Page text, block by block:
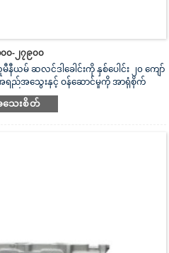
၀-၂၇၉၀၀
ယမ် ဆလင်ဒါခေါင်းကို နှစ်ပေါင်း ၂၀ ကျော်
ည်အသွေးနှင့် ဝန်ဆောင်မှုကို အာရုံစိုက်
မှန်ကြောင်းအထောက်အထားပြမှုလက်မှတ်၊
ါင်း၏ ရှည်လျားသောအသုံးဝင်သော
ေးစိတ်